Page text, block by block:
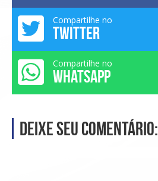
Compartilhe no
TWITTER
Compartilhe no
WHATSAPP
Deixe seu comentário: